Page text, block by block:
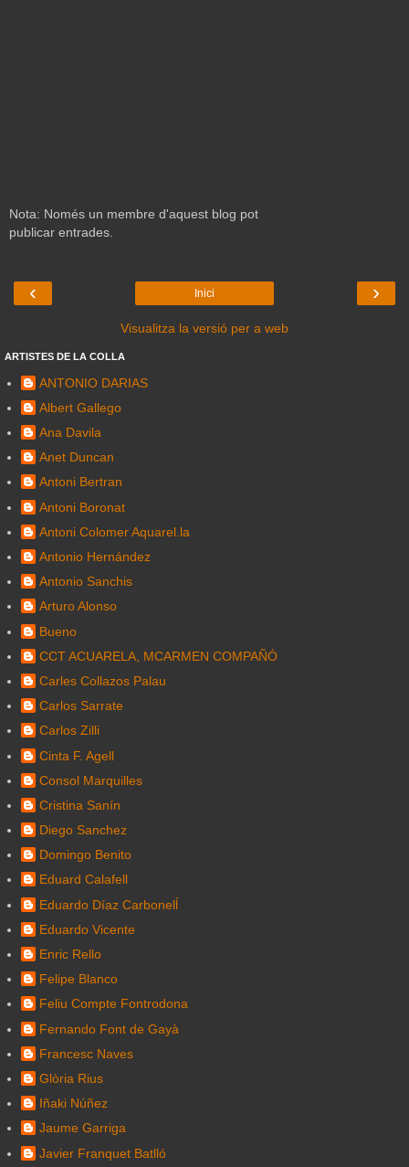
Nota: Només un membre d'aquest blog pot
publicar entrades.
‹ ›
Inici
Visualitza la versió per a web
ARTISTES DE LA COLLA
ANTONIO DARIAS
Albert Gallego
Ana Davila
Anet Duncan
Antoni Bertran
Antoni Boronat
Antoni Colomer Aquarel.la
Antonio Hernández
Antonio Sanchis
Arturo Alonso
Bueno
CCT ACUARELA, MCARMEN COMPAÑÓ
Carles Collazos Palau
Carlos Sarrate
Carlos Zilli
Cinta F. Agell
Consol Marquilles
Cristina Sanín
Diego Sanchez
Domingo Benito
Eduard Calafell
Eduardo Díaz Carbonelĺ
Eduardo Vicente
Enric Rello
Felipe Blanco
Feliu Compte Fontrodona
Fernando Font de Gayà
Francesc Naves
Glòria Rius
Iñaki Núñez
Jaume Garriga
Javier Franquet Batlló